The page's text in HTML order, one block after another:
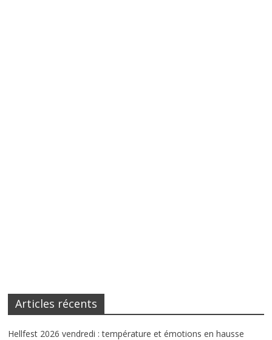
Articles récents
Hellfest 2026 vendredi : température et émotions en hausse